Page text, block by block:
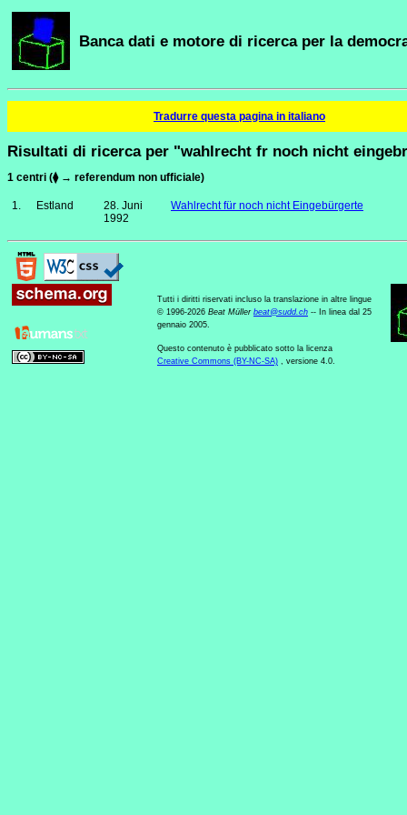
Banca dati e motore di ricerca per la
Tradurre questa pagina in italiano
Risultati di ricerca per "wahlrecht fr noch nicht
1 centri (⧫ → referendum non ufficiale)
1. Estland
28. Juni
1992
Wahlrecht für noch nicht Eingebürgerte
Tutti i diritti riservati incluso la translazione in altre lingue
© 1996-2026 Beat Müller beat@sudd.ch -- In linea dal 25
gennaio 2005.
Questo contenuto è pubblicato sotto la licenza
Creative Commons (BY-NC-SA) , versione 4.0.